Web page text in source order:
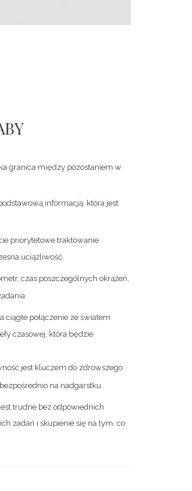
granica między pozostaniem w
informacją, która jest
priorytetowe traktowanie
uciążliwość.
czas poszczególnych okrążeń,
ciągłe połączenie ze światem
czasowej, która będzie
jest kluczem do zdrowszego
na nadgarstku.
trudne bez odpowiednich
zadań i skupienie się na tym, co